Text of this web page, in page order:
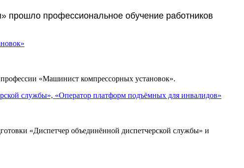
профессиональное обучение работников
«Машинист компрессорных установок».
службы», «Оператор платформ подъёмных для инвалидов»
«Диспетчер объединённой диспетчерской службы» и